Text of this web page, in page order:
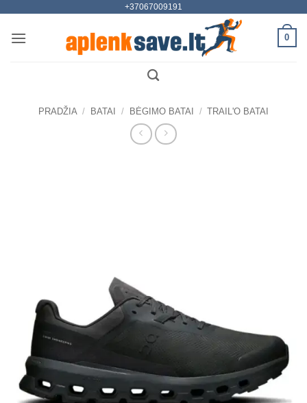
content
+37067009191
0
PRADŽIA / BATAI / BĖGIMO BATAI / TRAIL'O BATAI